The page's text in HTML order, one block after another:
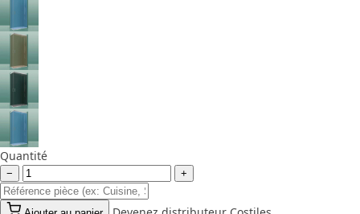
Quantité
− +